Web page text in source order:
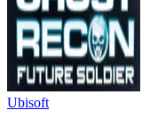
Ubisoft